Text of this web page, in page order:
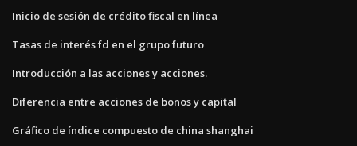
Inicio de sesión de crédito fiscal en línea
Tasas de interés fd en el grupo futuro
Introducción a las acciones y acciones.
Diferencia entre acciones de bonos y capital
Gráfico de índice compuesto de china shanghai